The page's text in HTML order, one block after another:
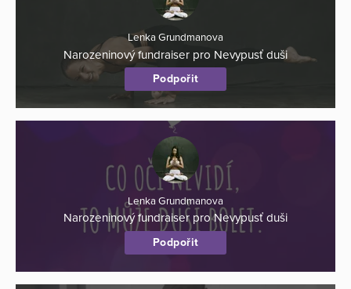
Lenka Grundmanova
Narozeninový fundraiser pro Nevypusť duši
Podpořit
Lenka Grundmanova
Narozeninový fundraiser pro Nevypusť duši
Podpořit